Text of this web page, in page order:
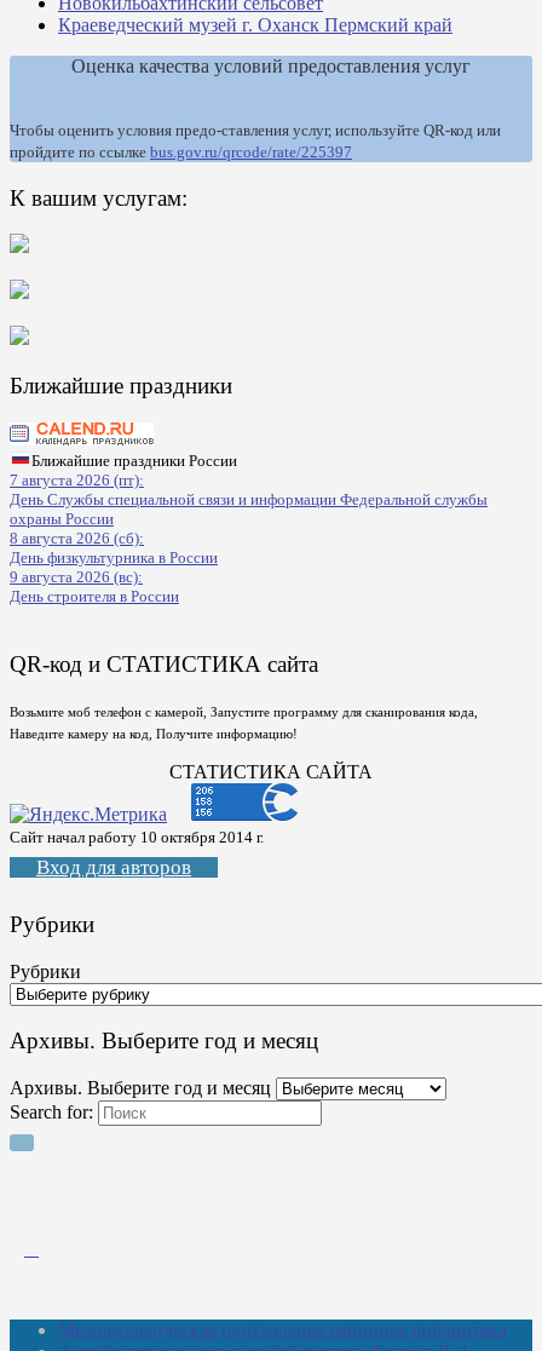
Краеведческий музей г. Оханск Пермский край
Оценка качества условий предоставления услуг
Чтобы оценить условия предо-ставления услуг, используйте QR-код или
пройдите по ссылке bus.gov.ru/qrcode/rate/225397
К вашим услугам:
Ближайшие праздники
Ближайшие праздники России
7 августа 2026 (пт):
День Службы специальной связи и информации Федеральной службы
охраны России
8 августа 2026 (сб):
День физкультурника в России
9 августа 2026 (вс):
День строителя в России
QR-код и СТАТИСТИКА сайта
Возьмите моб телефон с камерой, Запустите программу для сканирования кода,
Наведите камеру на код, Получите информацию!
СТАТИСТИКА САЙТА
Сайт начал работу 10 октября 2014 г.
Вход для авторов
Рубрики
Рубрики
Архивы. Выберите год и месяц
Архивы. Выберите год и месяц
Search for:
Межпоселенческая центральная районная библиотека